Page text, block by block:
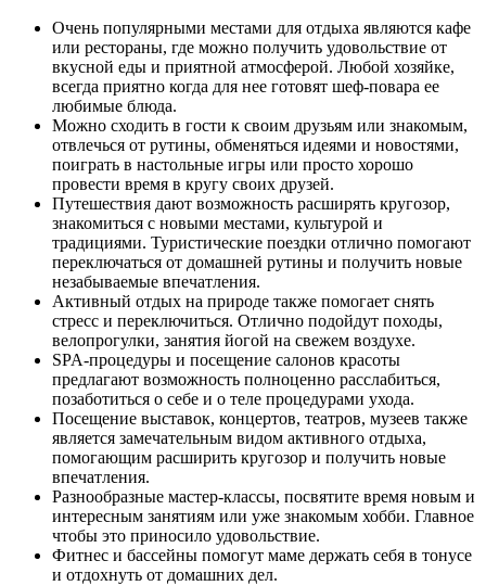
Очень популярными местами для отдыха являются кафе
или рестораны, где можно получить удовольствие от
вкусной еды и приятной атмосферой. Любой хозяйке,
всегда приятно когда для нее готовят шеф-повара ее
любимые блюда.
Можно сходить в гости к своим друзьям или знакомым,
отвлечься от рутины, обменяться идеями и новостями,
поиграть в настольные игры или просто хорошо
провести время в кругу своих друзей.
Путешествия дают возможность расширять кругозор,
знакомиться с новыми местами, культурой и
традициями. Туристические поездки отлично помогают
переключаться от домашней рутины и получить новые
незабываемые впечатления.
Активный отдых на природе также помогает снять
стресс и переключиться. Отлично подойдут походы,
велопрогулки, занятия йогой на свежем воздухе.
SPA-процедуры и посещение салонов красоты
предлагают возможность полноценно расслабиться,
позаботиться о себе и о теле процедурами ухода.
Посещение выставок, концертов, театров, музеев также
является замечательным видом активного отдыха,
помогающим расширить кругозор и получить новые
впечатления.
Разнообразные мастер-классы, посвятите время новым и
интересным занятиям или уже знакомым хобби. Главное
чтобы это приносило удовольствие.
Фитнес и бассейны помогут маме держать себя в тонусе
и отдохнуть от домашних дел.